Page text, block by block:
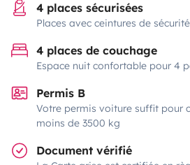
4 places sécurisées
Places avec ceintures de sécurité
4 places de couchage
Espace nuit confortable pour 4
Permis B
Votre permis voiture suffit pour
moins de 3500 kg
Document vérifié